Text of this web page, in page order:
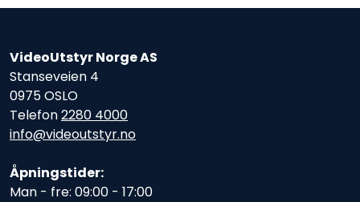
VideoUtstyr Norge AS
Stanseveien 4
0975 OSLO
Telefon2280 4000
info@videoutstyr.no
Åpningstider:
Man - fre: 09:00 - 17:00